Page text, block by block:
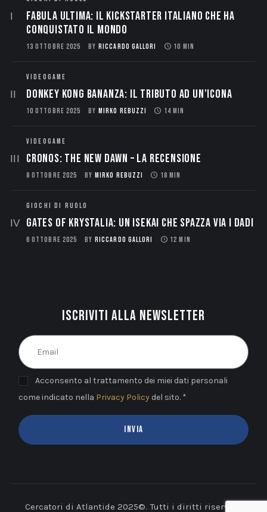
Fabula Ultima: il Kickstarter italiano che ha
conquistato il mondo
13 OTTOBRE 2025 BY RICCARDO GALLORI 10 MIN
VIDEOGAME
Donkey Kong Bananza: Il Tributo ad un’Icona
10 OTTOBRE 2025 BY MIRKO REBUZZI 14 MIN
VIDEOGAME
CRONOS: THE NEW DAWN – La Recensione
8 OTTOBRE 2025 BY MIRKO REBUZZI 18 MIN
GIOCHI DI RUOLO
Gates of Krystalia: Un Isekai che spazza via i dadi
6 OTTOBRE 2025 BY RICCARDO GALLORI 12 MIN
Iscriviti alla newsletter
Acconsento al trattamento dei miei dati personali
come indicato nella Privacy Policy del sito. *
INVIA
Cercatori di Atlantide 2025©. Tutti i diritti riservati.